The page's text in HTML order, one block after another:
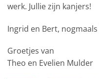
werk. Jullie zijn kanjers!
Ingrid en Bert,
Groetjes van
Theo en Evelien Mulder